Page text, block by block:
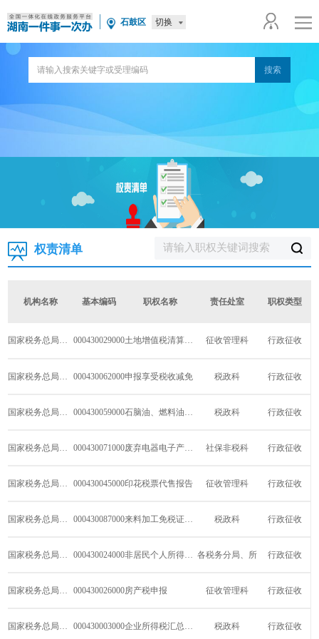
石鼓区 切换
权责清单
机构名称 基本编码 职权名称 责任处室 职权类型
国家税务总局衡阳市石鼓区税务局 000430029000 土地增值税清算申报 征收管理科 行政征收
国家税务总局衡阳市石鼓区税务局 000430062000申报享受税收减免 税政科 行政征收
国家税务总局衡阳市石鼓区税务局 000430059000 石脑油、燃料油消费税退税 税政科 行政征收
国家税务总局衡阳市石鼓区税务局 000430071000 废弃电器电子产品处理基金申报 社保非税科 行政征收
国家税务总局衡阳市石鼓区税务局 000430045000印花税票代售报告 征收管理科 行政征收
国家税务总局衡阳市石鼓区税务局 000430087000 来料加工免税证明及核销办理 税政科 行政征收
国家税务总局衡阳市石鼓区税务局 000430024000 非居民个人所得税自行申报 各税务分局、所 行政征收
国家税务总局衡阳市石鼓区税务局 000430026000房产税申报 征收管理科 行政征收
国家税务总局衡阳市石鼓区税务局 000430003000 企业所得税汇总纳税信息报告 税政科 行政征收